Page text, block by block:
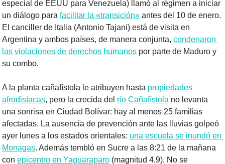
especial de EEUU para Venezuela) llamó al régimen a iniciar
un diálogo para facilitar la «transición» antes del 10 de enero.
El canciller de Italia (Antonio Tajani) está de visita en
Argentina y ambos países, de manera conjunta, condenaron
las violaciones de derechos humanos por parte de Maduro y
su combo.
A la planta cañafístola le atribuyen hasta propiedades
afrodisíacas, pero la crecida del río Cañafístola no levanta
una sonrisa en Ciudad Bolívar: hay al menos 25 familias
afectadas. La ausencia de prevención ante las lluvias golpeó
ayer lunes a los estados orientales: una escuela se inundó en
Monagas. Además tembló en Sucre a las 8:21 de la mañana
con epicentro en Yaguaraparo (magnitud 4,9). No se